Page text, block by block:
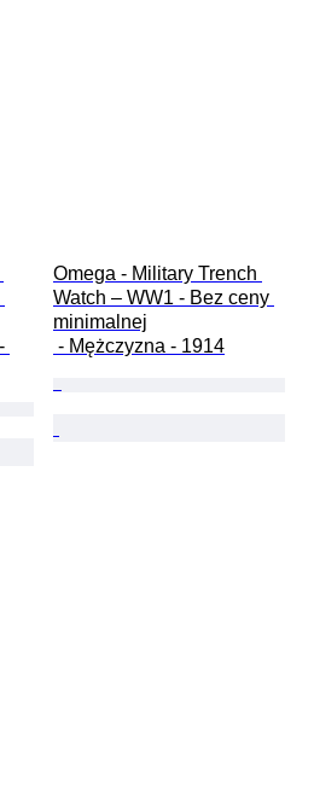
Omega - Military Trench
Watch – WW1 - Bez ceny
minimalnej
- Mężczyzna - 1914